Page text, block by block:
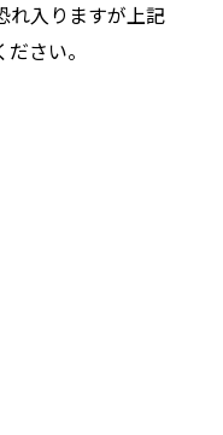
れ入りますが上記
さい。